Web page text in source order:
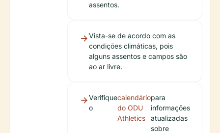
assentos.
Vista-se de acordo com as
condições climáticas, pois
alguns assentos e campos são
ao ar livre.
Verifique
o
calendário
do ODU
Athletics
para
informações
atualizadas
sobre